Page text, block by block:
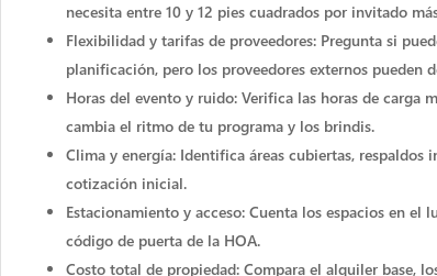
necesita entre 10 y 12 pies cuadrados por invitado
Flexibilidad y tarifas de proveedores: Pregunta si
planificación, pero los proveedores externos pueden
Horas del evento y ruido: Verifica las horas de carga
cambia el ritmo de tu programa y los brindis.
Clima y energía: Identifica áreas cubiertas,
cotización inicial.
Estacionamiento y acceso: Cuenta los espacios en
código de puerta de la HOA.
Costo total de propiedad: Compara el alquiler base,